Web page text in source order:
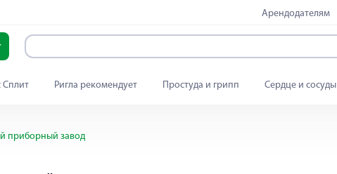
Арендодателям
Сплит Ригла рекомендует Простуда и грипп Сердце и сосуды
приборный завод